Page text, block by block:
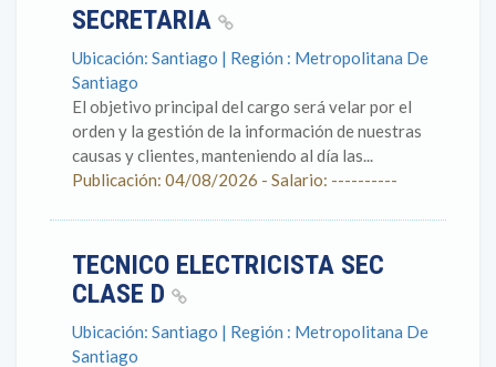
SECRETARIA
Ubicación: Santiago | Región : Metropolitana De
Santiago
El objetivo principal del cargo será velar por el
orden y la gestión de la información de nuestras
causas y clientes, manteniendo al día las...
Publicación: 04/08/2026 - Salario: ----------
TECNICO ELECTRICISTA SEC
CLASE D
Ubicación: Santiago | Región : Metropolitana De
Santiago